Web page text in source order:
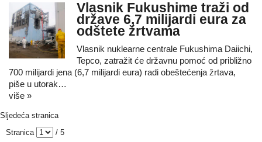
Vlasnik Fukushime traži od
države 6,7 milijardi eura za
odštete žrtvama
Vlasnik nuklearne centrale Fukushima Daiichi,
Tepco, zatražit će državnu pomoć od približno
700 milijardi jena (6,7 milijardi eura) radi obeštećenja žrtava,
piše u utorak…
više »
Sljedeća stranica
Stranica
/ 5